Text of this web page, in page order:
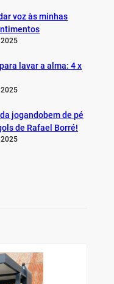
voz às minhas
lavar a alma: 4 x
jogandobem de pé
de Rafael Borré!